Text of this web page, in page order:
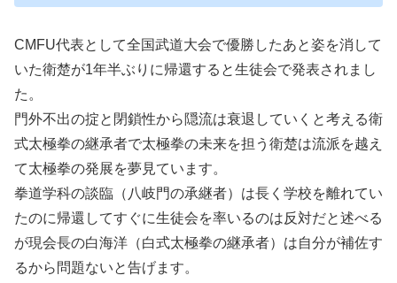
CMFU代表として全国武道大会で優勝したあと姿を消して
いた衛楚が1年半ぶりに帰還すると生徒会で発表されまし
た。
門外不出の掟と閉鎖性から隠流は衰退していくと考える衛
式太極拳の継承者で太極拳の未来を担う衛楚は流派を越え
て太極拳の発展を夢見ています。
拳道学科の談臨（八岐門の承継者）は長く学校を離れてい
たのに帰還してすぐに生徒会を率いるのは反対だと述べる
が現会長の白海洋（白式太極拳の継承者）は自分が補佐す
るから問題ないと告げます。